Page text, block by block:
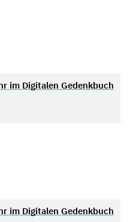
im Digitalen Gedenkbuch
im Digitalen Gedenkbuch